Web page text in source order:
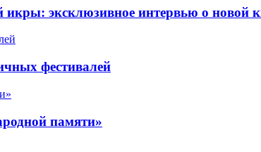
эксклюзивное интервью о новой
фестивалей
памяти»